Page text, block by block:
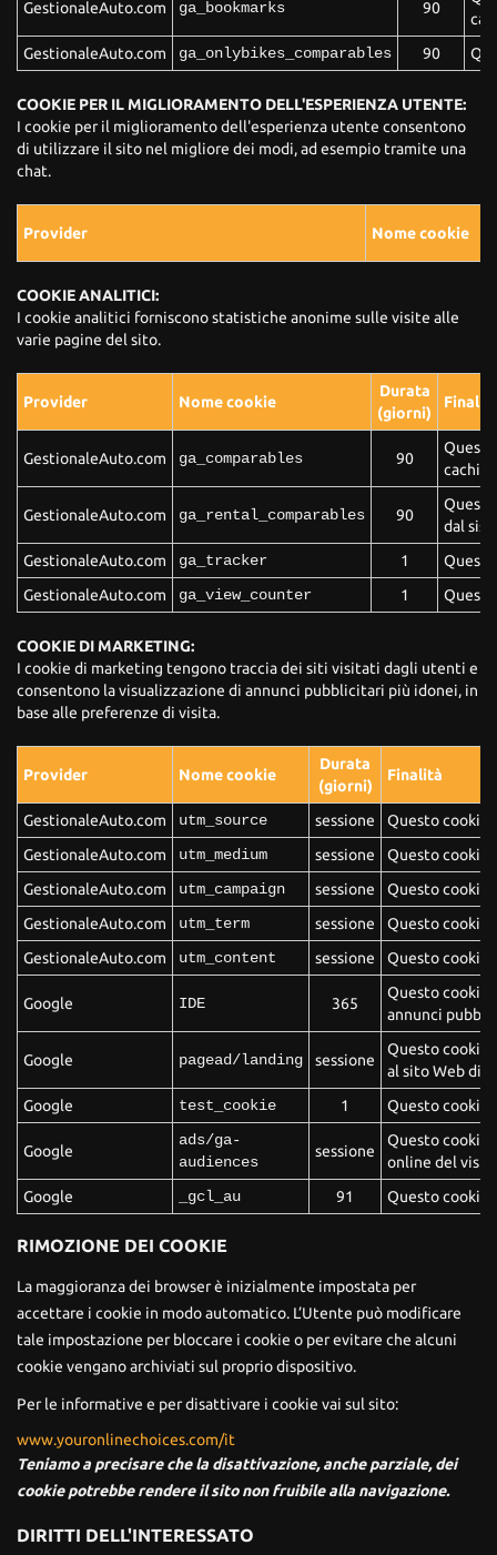
GestionaleAuto.com ga_bookmarks 90
GestionaleAuto.com
ga_onlybikes_comparables 90
COOKIE PER IL MIGLIORAMENTO DELL'ESPERIENZA UTENTE:
I cookie per il miglioramento dell'esperienza utente consentono
di utilizzare il sito nel migliore dei modi, ad esempio tramite una
chat.
Provider Nome cookie
COOKIE ANALITICI:
I cookie analitici forniscono statistiche anonime sulle visite alle
varie pagine del sito.
Provider Nome cookie
Durata
(giorni)
GestionaleAuto.com ga_comparables 90
GestionaleAuto.com ga_rental_comparables 90
dal
GestionaleAuto.com
ga_tracker 1
GestionaleAuto.com
ga_view_counter 1
COOKIE DI MARKETING:
I cookie di marketing tengono traccia dei siti visitati dagli utenti e
consentono la visualizzazione di annunci pubblicitari più idonei, in
base alle preferenze di visita.
Provider Nome cookie
Durata
(giorni)
Finalità
GestionaleAuto.com utm_source sessione
Questo cookie
GestionaleAuto.com
utm_medium sessione
Questo cookie
GestionaleAuto.com
utm_campaign sessione
Questo cookie
GestionaleAuto.com
utm_term sessione
Questo cookie
GestionaleAuto.com
utm_content sessione Questo cookie
Google IDE 365
Questo cookie
annunci
Google pagead/landing sessione
Questo cookie
al sito Web di
Google
test_cookie 1 Questo cookie
Google
ads/ga-
audiences
sessione
Questo cookie
online del
Google
_gcl_au 91 Questo cookie
RIMOZIONE DEI COOKIE
La maggioranza dei browser è inizialmente impostata per
accettare i cookie in modo automatico. L’Utente può modificare
tale impostazione per bloccare i cookie o per evitare che alcuni
cookie vengano archiviati sul proprio dispositivo.
Per le informative e per disattivare i cookie vai sul sito:
www.youronlinechoices.com/it
Teniamo a precisare che la disattivazione, anche parziale, dei
cookie potrebbe rendere il sito non fruibile alla navigazione.
DIRITTI DELL'INTERESSATO